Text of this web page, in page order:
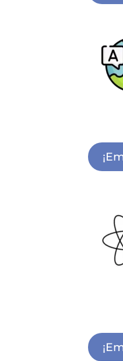
Academia de
Actividades de